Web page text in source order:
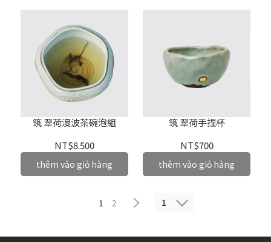
筑 翠荷漫波茶碗泡組
NT$8.500
thêm vào giỏ hàng
筑 翠荷手捏杯
NT$700
thêm vào giỏ hàng
1 2 1